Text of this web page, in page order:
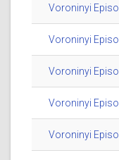
Voroninyi
Voroninyi
Voroninyi
Voroninyi
Voroninyi